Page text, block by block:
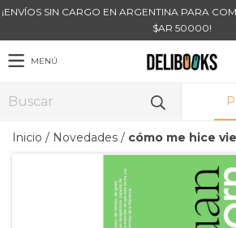
¡ENVÍOS SIN CARGO EN ARGENTINA PARA
$AR 50000!
MENÚ
Inicio / Novedades / cómo me hice